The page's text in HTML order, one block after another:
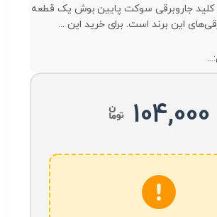
جاروبرقی سوکت پایین بوش یک قطعه
این برند است. برای خرید این ...
104,000